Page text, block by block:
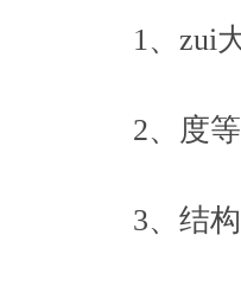
1、zui大
2、度等
3、结构